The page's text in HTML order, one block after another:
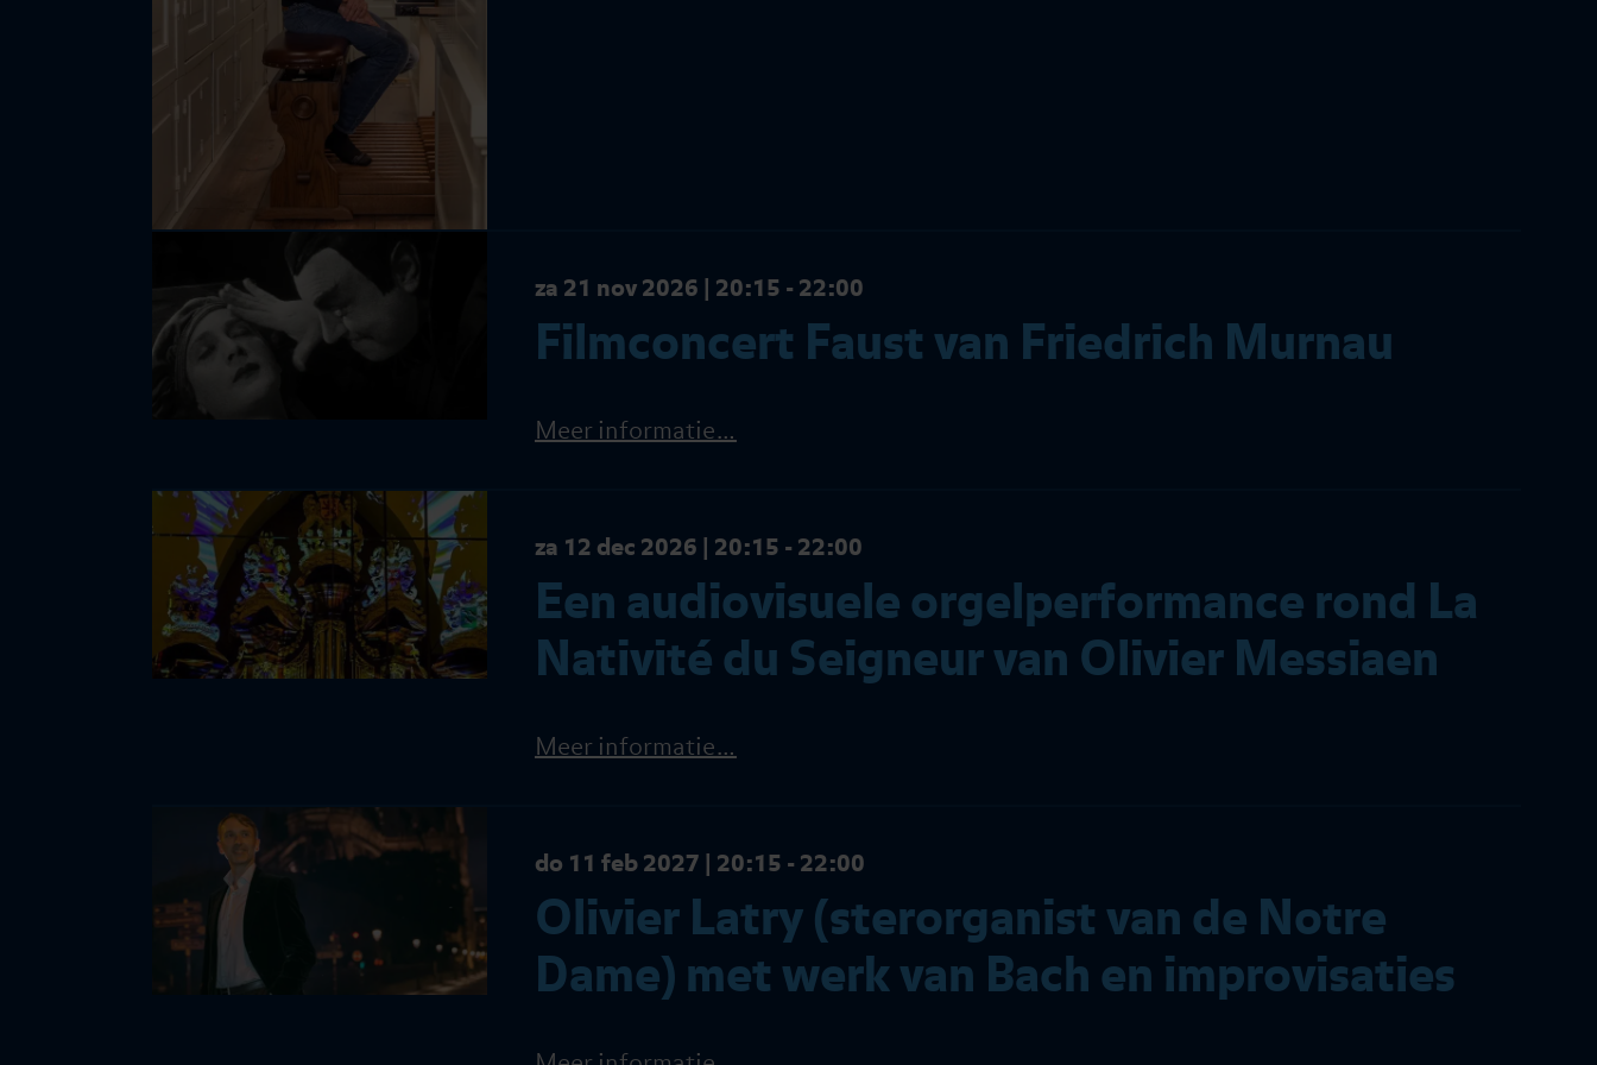
za 21 nov 2026 | 20:15 - 22:00
Filmconcert Faust van Friedrich Murnau
Meer informatie…
za 12 dec 2026 | 20:15 - 22:00
Een audiovisuele orgelperformance rond La
Nativité du Seigneur van Olivier Messiaen
Meer informatie…
do 11 feb 2027 | 20:15 - 22:00
Olivier Latry (sterorganist van de Notre
Dame) met werk van Bach en improvisaties